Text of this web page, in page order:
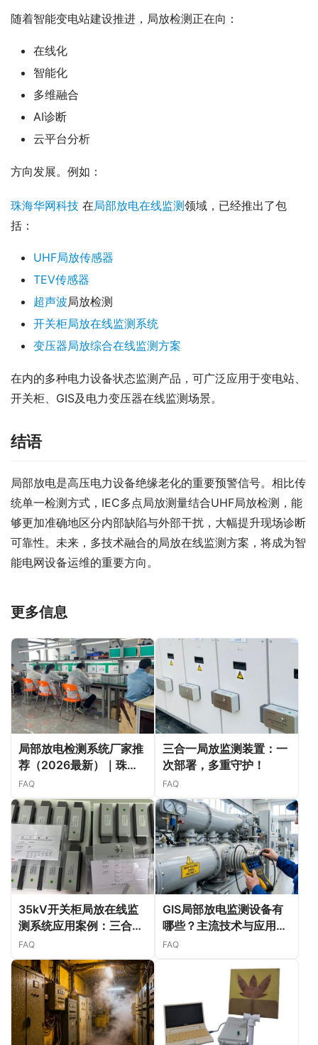
随着智能变电站建设推进，局放检测正在向：
在线化
智能化
多维融合
AI诊断
云平台分析
方向发展。例如：
珠海华网科技 在局部放电在线监测领域，已经推出了包
括：
UHF局放传感器
TEV传感器
超声波局放检测
开关柜局放在线监测系统
变压器局放综合在线监测方案
在内的多种电力设备状态监测产品，可广泛应用于变电站、
开关柜、GIS及电力变压器在线监测场景。
结语
局部放电是高压电力设备绝缘老化的重要预警信号。相比传
统单一检测方式，IEC多点局放测量结合UHF局放检测，能
够更加准确地区分内部缺陷与外部干扰，大幅提升现场诊断
可靠性。未来，多技术融合的局放在线监测方案，将成为智
能电网设备运维的重要方向。
更多信息
局部放电检测系统厂家推
荐（2026最新）｜珠海
华网科技局放在线监测解
决方案
FAQ
三合一局放监测装置：一
次部署，多重守护！
FAQ
35kV开关柜局放在线监
测系统应用案例：三合一
传感器与集中器解决方案
解析
FAQ
GIS局部放电监测设备有
哪些？主流技术与应用解
析
FAQ